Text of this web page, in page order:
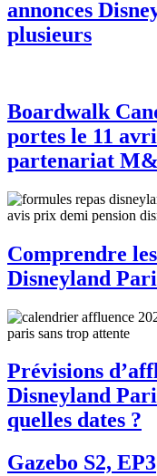
annonces
plusieurs
Boardwalk
portes le 11
partenariat
Comprendre
Disneyland
Prévisions
Disneyland
quelles dates ?
Gazebo S2, EP3